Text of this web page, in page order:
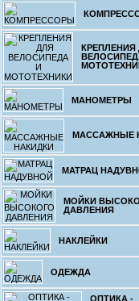
КРЕПЛЕНИЯ
МАНОМЕТРЫ
МАССАЖНЫЕ
МАТРАЦ
МОЙКИ
ДАВЛЕНИЯ
НАКЛЕЙКИ
ОДЕЖДА
ОПТИКА -